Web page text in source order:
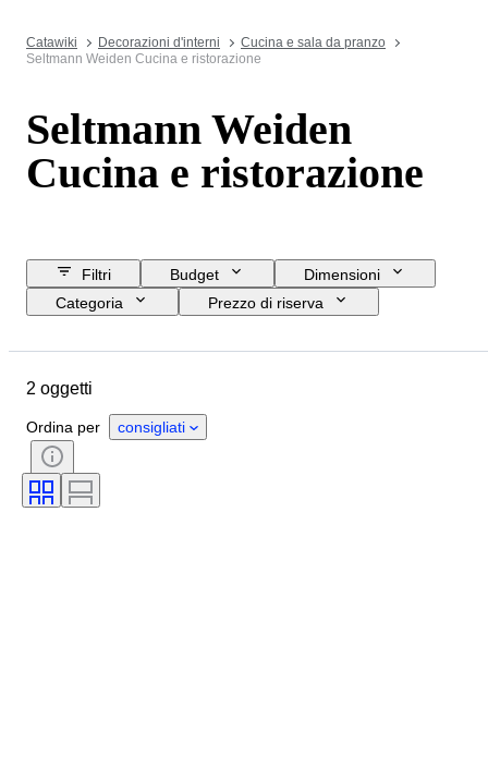
Catawiki Decorazioni d'interni
Cucina e sala da pranzo
Seltmann Weiden Cucina e ristorazione
Seltmann Weiden
Cucina e ristorazione
Filtri Budget
Dimensioni
Categoria
Prezzo di riserva
Paese d’origine
Condizioni
Colore
Epoca
2 oggetti
Ordina per consigliati